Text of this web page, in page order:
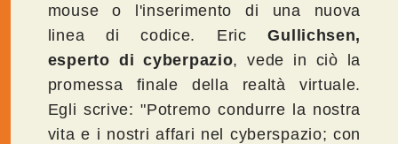
mouse o l'inserimento di una nuova
linea di codice. EricGullichsen,
esperto di cyberpazio, vede in ciò la
promessa finale della realtà virtuale.
Egli scrive: "Potremo condurre la nostra
vita e i nostri affari nel cyberspazio; con